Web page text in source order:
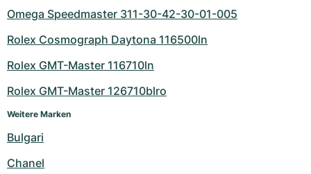
Omega Speedmaster 311-30-42-30-01-005
Rolex Cosmograph Daytona 116500ln
Rolex GMT-Master 116710ln
Rolex GMT-Master 126710blro
Weitere Marken
Bulgari
Chanel